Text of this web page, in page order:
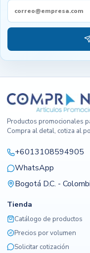
Productos promocionales
Compra al detal, cotiza al
+6013108594905
WhatsApp
Bogotá D.C. -
Tienda
Catálogo de productos
Precios por volumen
Solicitar cotización